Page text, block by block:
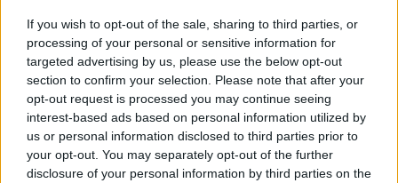
If you wish to opt-out of the sale, sharing to third parties, or
processing of your personal or sensitive information for
targeted advertising by us, please use the below opt-out
section to confirm your selection. Please note that after your
opt-out request is processed you may continue seeing
interest-based ads based on personal information utilized by
us or personal information disclosed to third parties prior to
your opt-out. You may separately opt-out of the further
disclosure of your personal information by third parties on the
A rendelet értelmében a tanítási napok száma 180 nap. Az
első félév 2018. január 26-ig tart. A tanítási szünetek pedig:
Őszi szünet: 2017. október 30. és 2017. november 3.
között. Téli szünet: 2017. december 27. és 2018. január 2.
között. Tavaszi szünet: 2018. március 29. és 2018. április
3. között. A jövő május-júniusi érettségi napjait is kihirdette
a rendelet:...